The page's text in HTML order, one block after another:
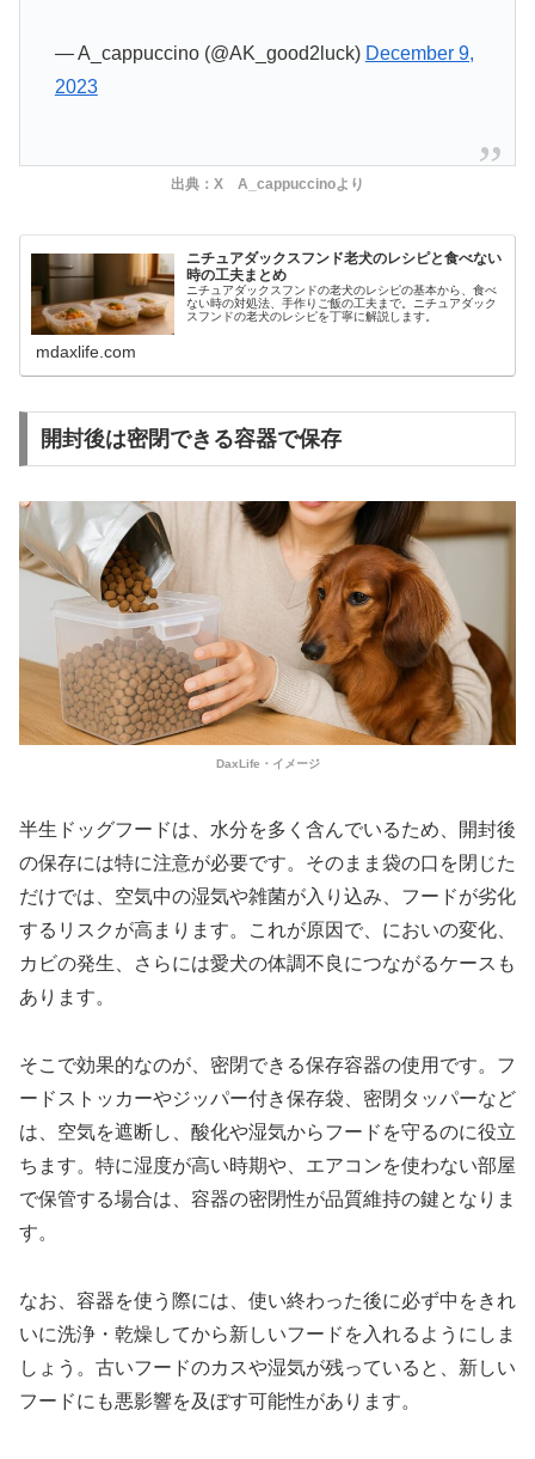
— A_cappuccino (@AK_good2luck) December 9,
2023
出典：X A_cappuccinoより
ニチュアダックスフンド老犬のレシピと食べない
時の工夫まとめ
ニチュアダックスフンドの老犬のレシピの基本から、食べ
ない時の対処法、手作りご飯の工夫まで。ニチュアダック
スフンドの老犬のレシピを丁寧に解説します。
mdaxlife.com
開封後は密閉できる容器で保存
DaxLife・イメージ
半生ドッグフードは、水分を多く含んでいるため、開封後
の保存には特に注意が必要です。そのまま袋の口を閉じた
だけでは、空気中の湿気や雑菌が入り込み、フードが劣化
するリスクが高まります。これが原因で、においの変化、
カビの発生、さらには愛犬の体調不良につながるケースも
あります。
そこで効果的なのが、密閉できる保存容器の使用です。フ
ードストッカーやジッパー付き保存袋、密閉タッパーなど
は、空気を遮断し、酸化や湿気からフードを守るのに役立
ちます。特に湿度が高い時期や、エアコンを使わない部屋
で保管する場合は、容器の密閉性が品質維持の鍵となりま
す。
なお、容器を使う際には、使い終わった後に必ず中をきれ
いに洗浄・乾燥してから新しいフードを入れるようにしま
しょう。古いフードのカスや湿気が残っていると、新しい
フードにも悪影響を及ぼす可能性があります。